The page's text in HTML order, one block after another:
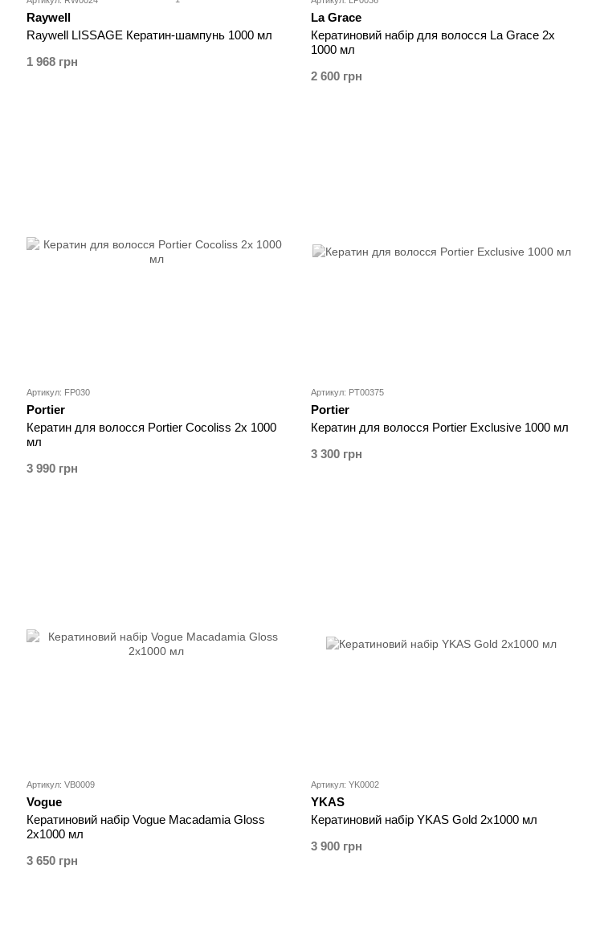
Raywell
Raywell LISSAGE Кератин-шампунь 1000 мл
1 968 грн
La Grace
Кератиновий набір для волосся La Grace 2x
1000 мл
2 600 грн
Артикул: FP030
Portier
Кератин для волосся Portier Cocoliss 2x 1000
мл
3 990 грн
Артикул: PT00375
Portier
Кератин для волосся Portier Exclusive 1000 мл
3 300 грн
Артикул: VB0009
Vogue
Кератиновий набір Vogue Macadamia Gloss
2x1000 мл
3 650 грн
Артикул: YK0002
YKAS
Кератиновий набір YKAS Gold 2x1000 мл
3 900 грн